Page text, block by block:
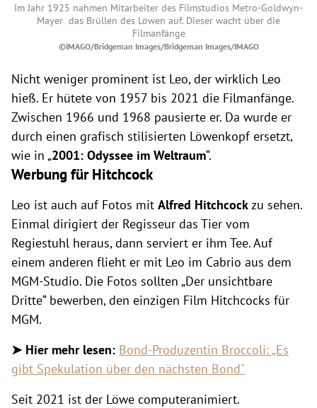
Im Jahr 1925 nahmen Mitarbeiter des Filmstudios Metro-Goldwyn-
Mayer das Brüllen des Löwen auf. Dieser wacht über die
Filmanfänge
©IMAGO/Bridgeman Images/Bridgeman Images/IMAGO
Nicht weniger prominent ist Leo, der wirklich Leo
hieß. Er hütete von 1957 bis 2021 die Filmanfänge.
Zwischen 1966 und 1968 pausierte er. Da wurde er
durch einen grafisch stilisierten Löwenkopf ersetzt,
wie in „2001: Odyssee im Weltraum“.
Werbung für Hitchcock
Leo ist auch auf Fotos mit Alfred Hitchcockzu sehen.
Einmal dirigiert der Regisseur das Tier vom
Regiestuhl heraus, dann serviert er ihm Tee. Auf
einem anderen flieht er mit Leo im Cabrio aus dem
MGM-Studio. Die Fotos sollten „Der unsichtbare
Dritte“ bewerben, den einzigen Film Hitchcocks für
MGM.
➤ Hier mehr lesen: Bond-Produzentin Broccoli: „Es
gibt Spekulation über den nächsten Bond"
Seit 2021 ist der Löwe computeranimiert.